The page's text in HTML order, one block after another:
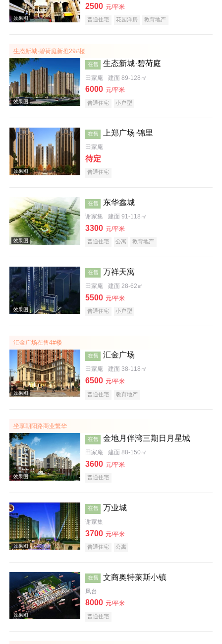
效果图
楼层平面图
效果图
2500 元/平米
普通住宅 花园洋房 教育地产
生态新城·碧荷庭新推29#楼
效果图
在售 生态新城·碧荷庭
田家庵 建面 89-128㎡
6000 元/平米
普通住宅 小户型
效果图
在售 上郑广场·锦里
田家庵
待定
普通住宅
效果图
在售 东华鑫城
谢家集 建面 91-118㎡
3300 元/平米
普通住宅 公寓 教育地产
在售 万祥天寓
田家庵 建面 28-62㎡
5500 元/平米
普通住宅 小户型
汇金广场在售4#楼
在售 汇金广场
田家庵 建面 38-118㎡
6500 元/平米
普通住宅 教育地产
坐享朝阳路商业繁华
在售 金地月伴湾三期日月星城
田家庵 建面 88-150㎡
3600 元/平米
普通住宅
在售 万业城
谢家集
3700 元/平米
普通住宅 公寓
在售 文商奥特莱斯小镇
凤台
8000 元/平米
普通住宅